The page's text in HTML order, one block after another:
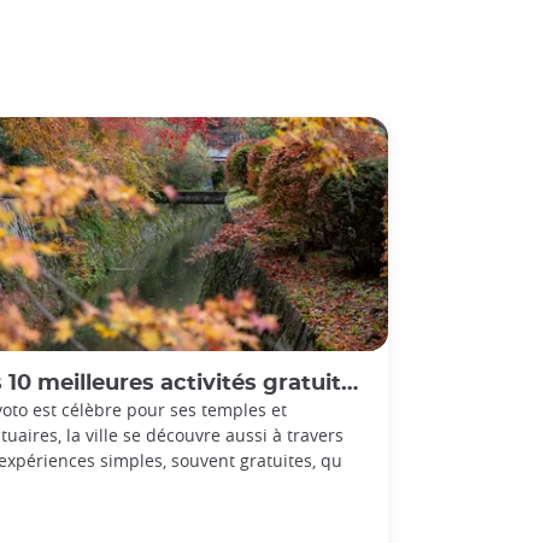
meilleures activités gratuites à faire à Kyoto
est célèbre pour ses temples et
la ville se découvre aussi à travers
simples, souvent gratuites, qu